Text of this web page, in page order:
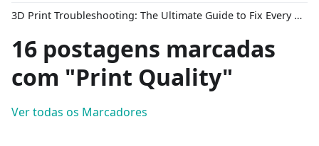
3D Print Troubleshooting: The Ultimate Guide to Fix Every Common Problem [2026]
16 postagens marcadas
com "Print Quality"
Ver todas os Marcadores